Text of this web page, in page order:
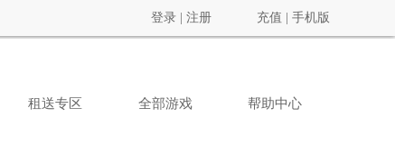
登录 注册 充值 手机版
租送专区 全部游戏 帮助中心